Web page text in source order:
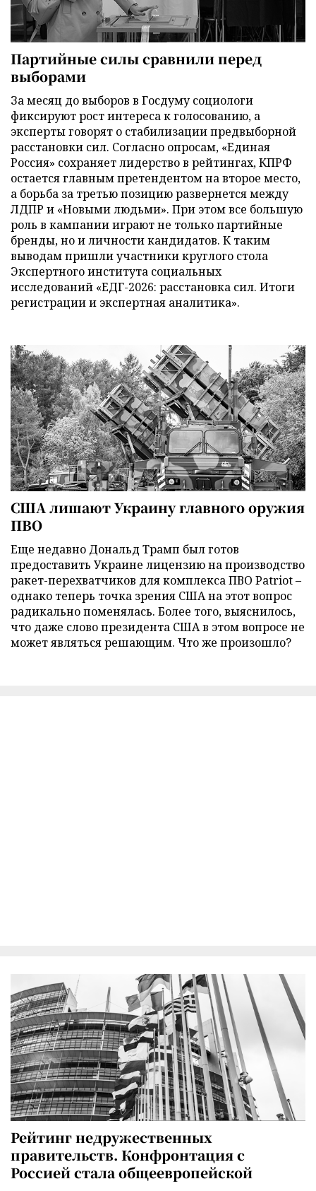
Партийные силы сравнили перед
выборами
За месяц до выборов в Госдуму социологи
фиксируют рост интереса к голосованию, а
эксперты говорят о стабилизации предвыборной
расстановки сил. Согласно опросам, «Единая
Россия» сохраняет лидерство в рейтингах, КПРФ
остается главным претендентом на второе место,
а борьба за третью позицию развернется между
ЛДПР и «Новыми людьми». При этом все большую
роль в кампании играют не только партийные
бренды, но и личности кандидатов. К таким
выводам пришли участники круглого стола
Экспертного института социальных
исследований «ЕДГ-2026: расстановка сил. Итоги
регистрации и экспертная аналитика».
США лишают Украину главного оружия
ПВО
Еще недавно Дональд Трамп был готов
предоставить Украине лицензию на производство
ракет-перехватчиков для комплекса ПВО Patriot –
однако теперь точка зрения США на этот вопрос
радикально поменялась. Более того, выяснилось,
что даже слово президента США в этом вопросе не
может являться решающим. Что же произошло?
Рейтинг недружественных
правительств. Конфронтация с
Россией стала общеевропейской